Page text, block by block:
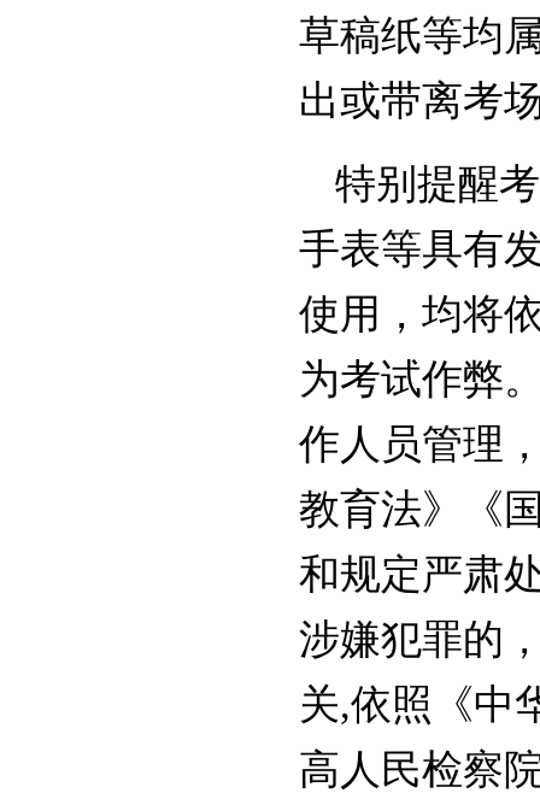
草稿纸等均
出或带离考
特别提醒
手表等具有
使用，均将
为考试作弊
作人员管理
教育法》《
和规定严肃
涉嫌犯罪的
关,依照《中
高人民检察